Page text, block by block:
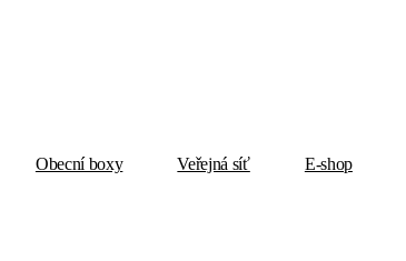
Obecní boxy Veřejná síť E-shop